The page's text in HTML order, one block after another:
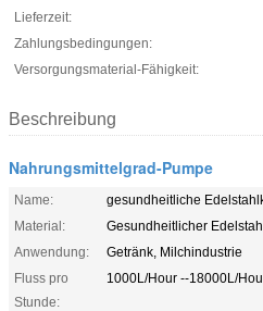
Lieferzeit:
Zahlungsbedingungen:
Versorgungsmaterial-Fähigkeit:
Beschreibung
Nahrungsmittelgrad-Pumpe
Name:
gesundheitliche
Material:
Gesundheitlicher
Anwendung:
Getränk, Milchindustrie
Fluss pro
Stunde:
1000L/Hour --18000L/